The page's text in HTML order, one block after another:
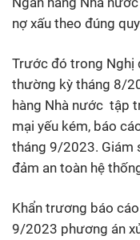
nợ xấu theo đúng
Trước đó trong Nghị
thường kỳ tháng 8/
hàng Nhà nước tập
mại yếu kém, báo
tháng 9/2023. Giám
đảm an toàn hệ
Khẩn trương báo
9/2023 phương án